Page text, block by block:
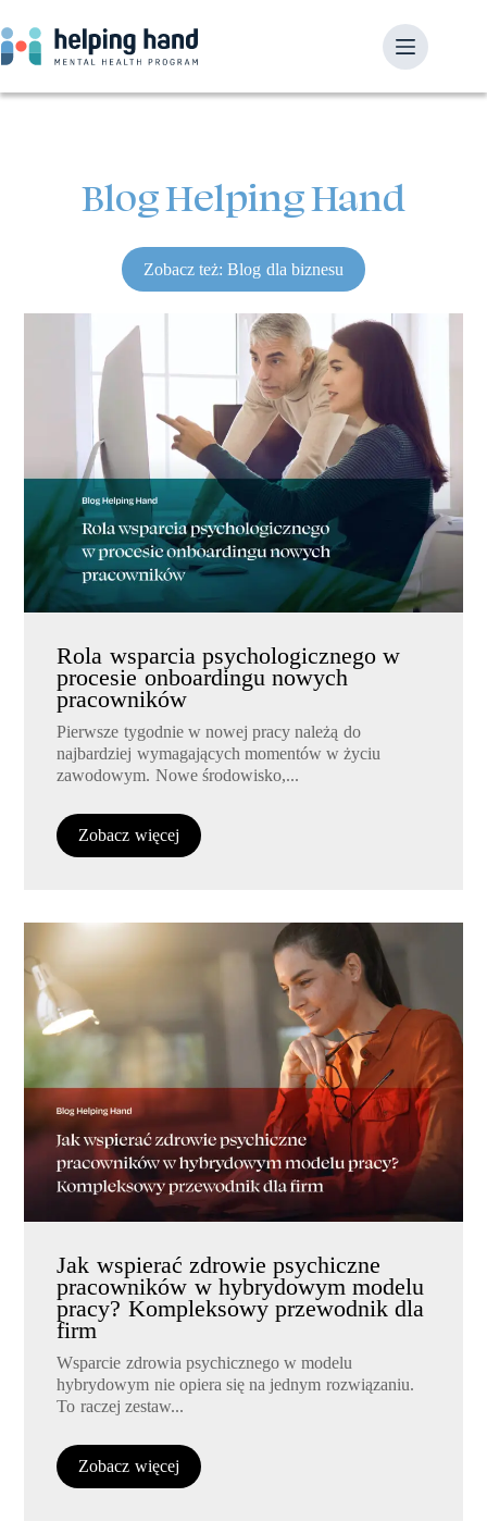
Blog Helping Hand
Zobacz też: Blog dla biznesu
Rola wsparcia psychologicznego w
procesie onboardingu nowych
pracowników
Pierwsze tygodnie w nowej pracy należą do
najbardziej wymagających momentów w życiu
zawodowym. Nowe środowisko,...
Zobacz więcej
Jak wspierać zdrowie psychiczne
pracowników w hybrydowym modelu
pracy? Kompleksowy przewodnik dla
firm
Wsparcie zdrowia psychicznego w modelu
hybrydowym nie opiera się na jednym rozwiązaniu.
To raczej zestaw...
Zobacz więcej